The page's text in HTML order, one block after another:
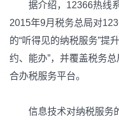
据介绍，12366热线系
2015年9月税务总局对
的“听得见的纳税服务”提
约、能办”，并覆盖税务
合办税服务平台。
信息技术对纳税服务的